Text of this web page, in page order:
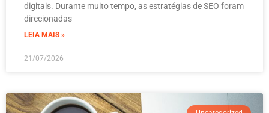
digitais. Durante muito tempo, as estratégias de SEO foram
direcionadas
LEIA MAIS »
21/07/2026